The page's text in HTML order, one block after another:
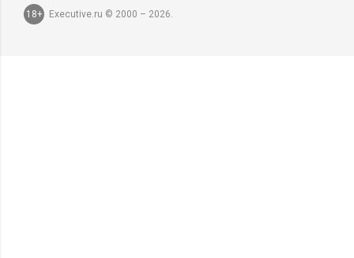
18+
Executive.ru © 2000 – 2026.